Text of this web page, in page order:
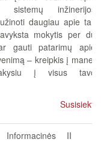
sistemų inžinerijos
daugiau apie tai,
mokytis per du
gauti patarimų apie
– kreipkis į mane.
į visus tavo
Susisiekti
Informacinės
II